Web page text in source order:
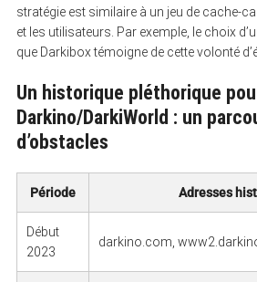
stratégie est similaire à un jeu de cache-
et les utilisateurs. Par exemple, le choix
que Darkibox témoigne de cette volonté
Un historique pléthorique
Darkino/DarkiWorld : un
d’obstacles
Période Adresses
Début
2023
darkino.com,